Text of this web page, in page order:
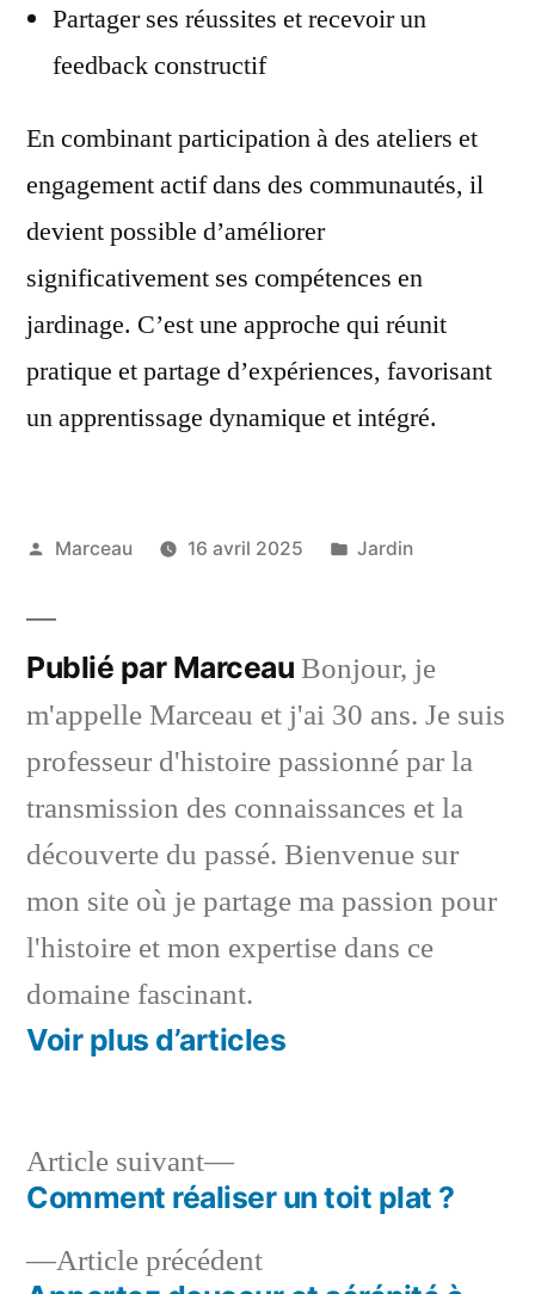
Partager ses réussites et recevoir un
feedback constructif
En combinant participation à des ateliers et
engagement actif dans des communautés, il
devient possible d’améliorer
significativement ses compétences en
jardinage. C’est une approche qui réunit
pratique et partage d’expériences, favorisant
un apprentissage dynamique et intégré.
Publié
Marceau 16 avril 2025
Publié
Jardin
Publié par Marceau Bonjour, je
m'appelle Marceau et j'ai 30 ans. Je suis
professeur d'histoire passionné par la
transmission des connaissances et la
découverte du passé. Bienvenue sur
mon site où je partage ma passion pour
l'histoire et mon expertise dans ce
domaine fascinant.
Voir plus d’articles
Navigation
deArticle précédentArticle
Article suivant
Article
suivant :
Comment réaliser un toit plat ?